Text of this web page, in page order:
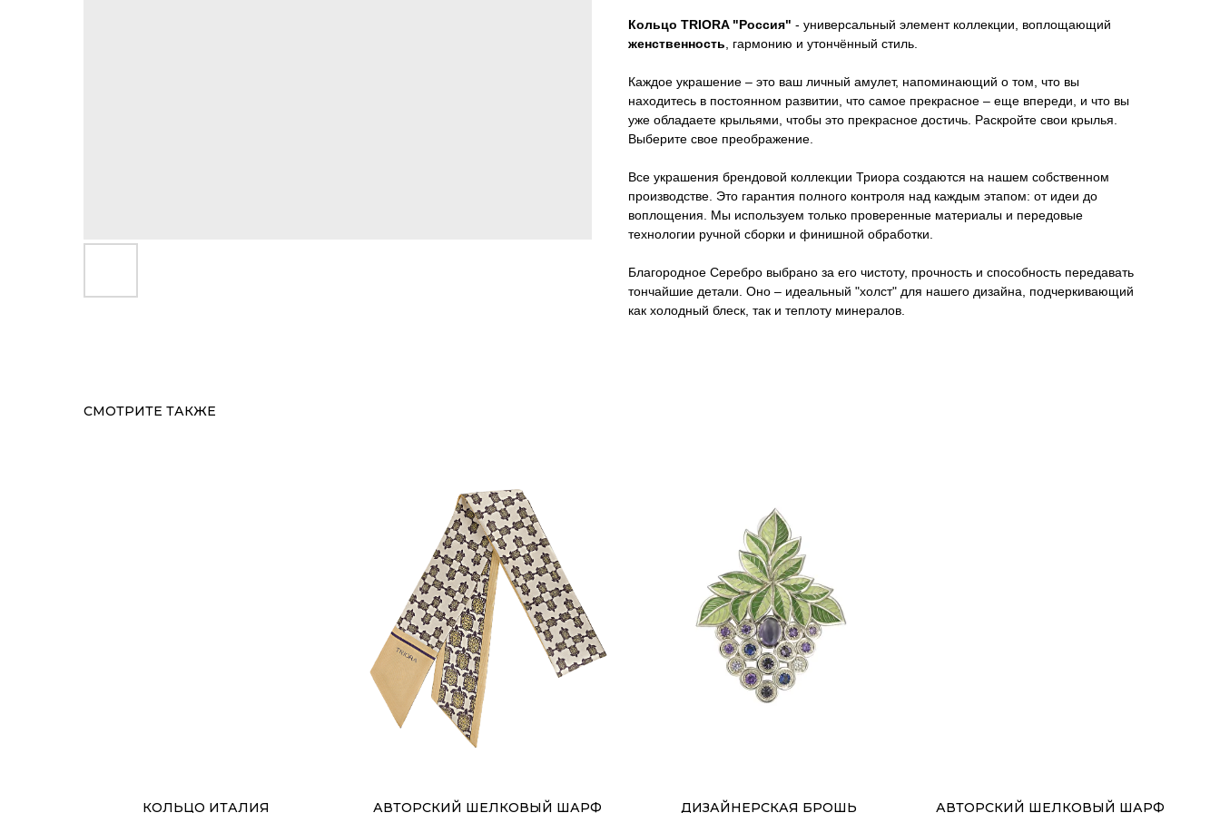
Кольцо TRIORA "Россия" - универсальный элемент коллекции, воплощающий
женственность, гармонию и утончённый стиль.
Каждое украшение – это ваш личный амулет, напоминающий о том, что вы
находитесь в постоянном развитии, что самое прекрасное – еще впереди, и что вы
уже обладаете крыльями, чтобы это прекрасное достичь. Раскройте свои крылья.
Выберите свое преображение.
Все украшения брендовой коллекции Триора создаются на нашем собственном
производстве. Это гарантия полного контроля над каждым этапом: от идеи до
воплощения. Мы используем только проверенные материалы и передовые
технологии ручной сборки и финишной обработки.
Благородное Серебро выбрано за его чистоту, прочность и способность передавать
тончайшие детали. Оно – идеальный "холст" для нашего дизайна, подчеркивающий
как холодный блеск, так и теплоту минералов.
СМОТРИТЕ ТАКЖЕ
КОЛЬЦО ИТАЛИЯ АВТОРСКИЙ ШЕЛКОВЫЙ ШАРФ ДИЗАЙНЕРСКАЯ БРОШЬ АВТОРСКИЙ ШЕЛКОВЫЙ ШАРФ
ИП Тихонова Алла Владимировна